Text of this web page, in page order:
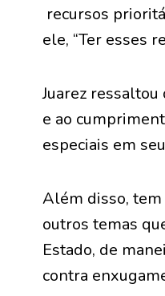
recursos
ele, “Ter esses
Juarez
e ao
especiais em
Além disso, tem
outros temas
Estado, de
contra